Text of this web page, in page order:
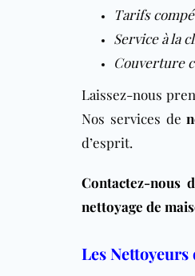
Tarifs
Service à la
Couverture
Laissez-nous
Nos services de
d’esprit.
Contactez-nous
nettoyage de
Les